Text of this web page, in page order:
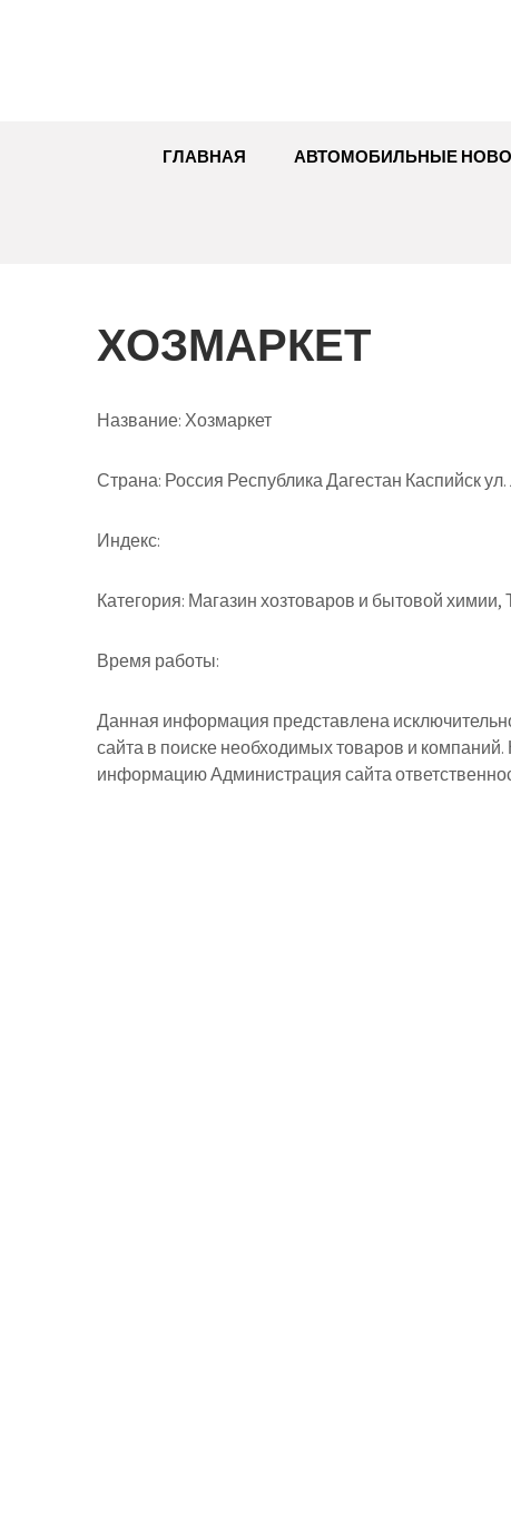
ГЛАВНАЯ АВТОМОБИЛЬНЫЕ
ХОЗМАРКЕТ
Название:Хозмаркет
Страна: Россия Республика Дагестан Каспийск
Индекс:
Категория: Магазин хозтоваров и бытовой
Время работы:
Данная информация представлена
сайта в поиске необходимых товаров и
информацию Администрация сайта